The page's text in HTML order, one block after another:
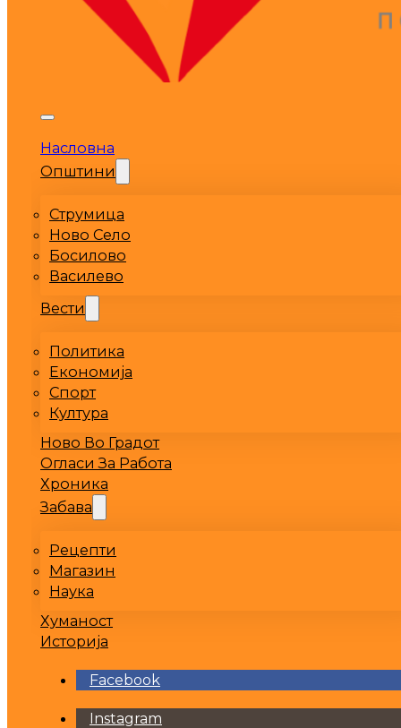
Насловна
Општини
Струмица
Ново Село
Босилово
Василево
Вести
Политика
Економија
Спорт
Култура
Ново Во Градот
Огласи За Работа
Хроника
Забава
Рецепти
Магазин
Наука
Хуманост
Историја
Facebook
Instagram